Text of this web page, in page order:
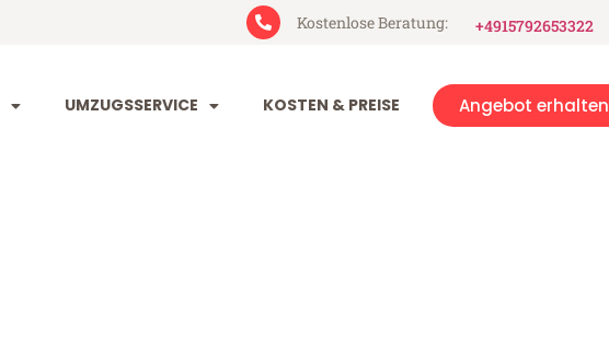
Kostenlose Beratung: +4915792653322
UMZUGSSERVICE KOSTEN & PREISE Angebot erhalten